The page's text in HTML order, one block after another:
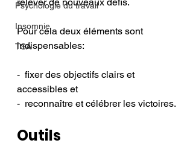
Psychologie du travail
Insomnie
TSA
Pour cela deux éléments sont
indispensables:
-  fixer des objectifs clairs et
accessibles et
-  reconnaître et célébrer les victoires.
Outils